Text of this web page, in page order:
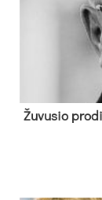
Žu­vu­sio